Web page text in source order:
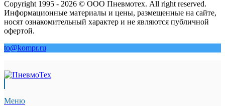
Copyright 1995 - 2026 © ООО Пневмотех. All right reserved.
Информационные материалы и цены, размещенные на сайте,
носят ознакомительный характер и не являются публичной
офертой.
to@kompr.ru
Меню